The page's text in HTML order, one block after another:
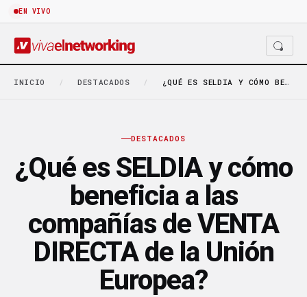
EN VIVO
INICIO / DESTACADOS / ¿QUÉ ES SELDIA Y CÓMO BENEFICIA A LAS…
DESTACADOS
¿Qué es SELDIA y cómo
beneficia a las
compañías de VENTA
DIRECTA de la Unión
Europea?